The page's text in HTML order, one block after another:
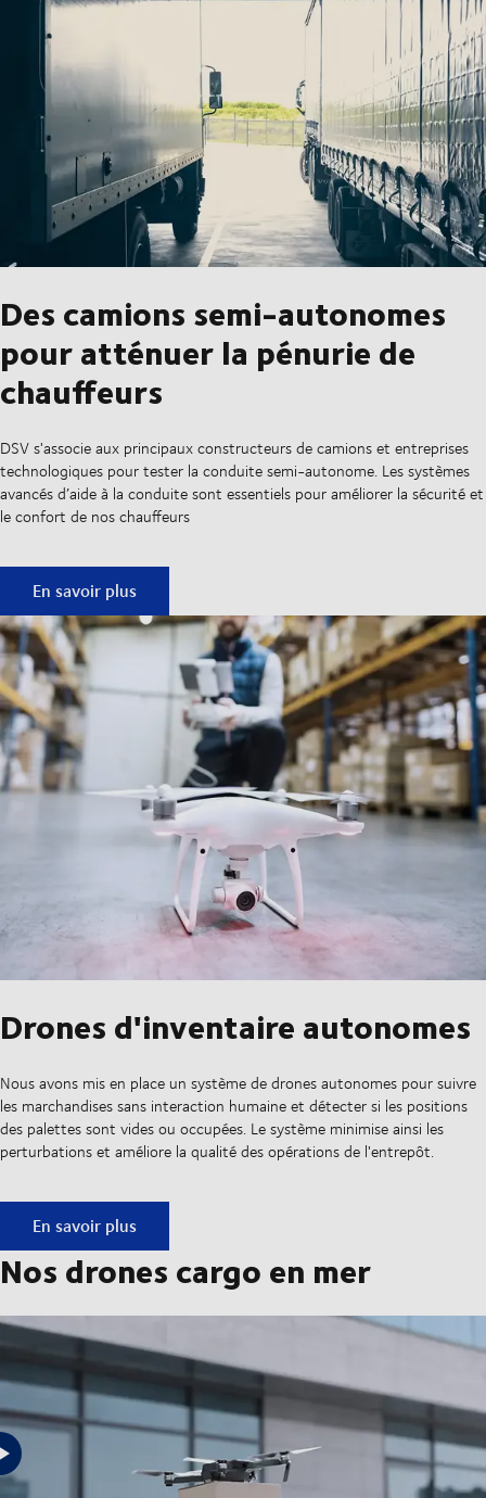
Des camions semi-autonomes
pour atténuer la pénurie de
chauffeurs
DSV s'associe aux principaux constructeurs de camions et entreprises
technologiques pour tester la conduite semi-autonome. Les systèmes
avancés d’aide à la conduite sont essentiels pour améliorer la sécurité et
le confort de nos chauffeurs
Des camions semi-autonomes pour atténuer la pénurie de
En savoir plus
Drones d'inventaire autonomes
Nous avons mis en place un système de drones autonomes pour suivre
les marchandises sans interaction humaine et détecter si les positions
des palettes sont vides ou occupées. Le système minimise ainsi les
perturbations et améliore la qualité des opérations de l'entrepôt.
Drones d'inventaire autonomes
En savoir plus
Nos drones cargo en mer